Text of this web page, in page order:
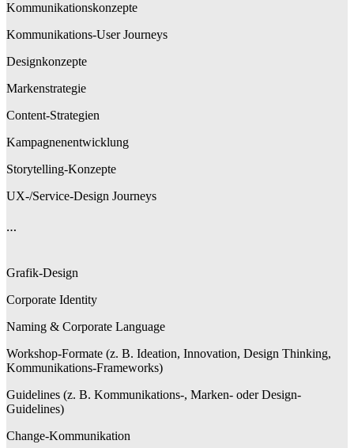
Kommunikationskonzepte
Kommunikations-User Journeys
Designkonzepte
Markenstrategie
Content-Strategien
Kampagnenentwicklung
Storytelling-Konzepte
UX-/Service-Design Journeys
…
Grafik-Design
Corporate Identity
Naming & Corporate Language
Workshop-Formate (z. B. Ideation, Innovation, Design Thinking,
Kommunikations-Frameworks)
Guidelines (z. B. Kommunikations-, Marken- oder Design-
Guidelines)
Change-Kommunikation